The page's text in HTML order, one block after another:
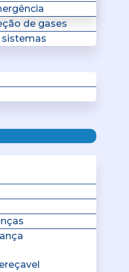
de gases
sistemas